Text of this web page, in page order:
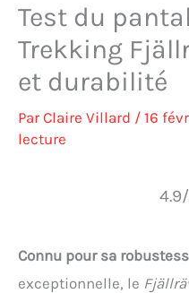
Test du
Trekking
et durabilité
ParClaire Villard / 16
lecture
Connu pour sa
exceptionnelle, le